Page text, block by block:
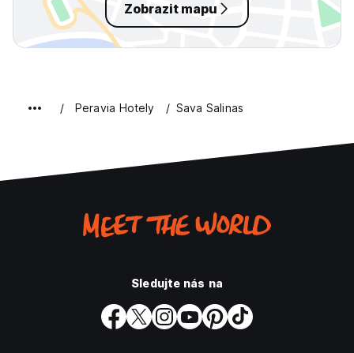
Zobrazit mapu
Peravia Hotely Sava Salinas
Sledujte nás na